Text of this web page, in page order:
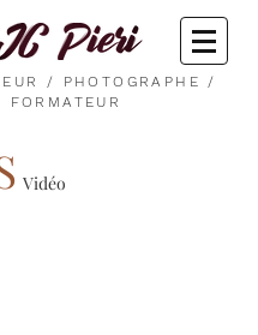
/ PHOTOGRAPHE /
FORMATEUR
Vidéo